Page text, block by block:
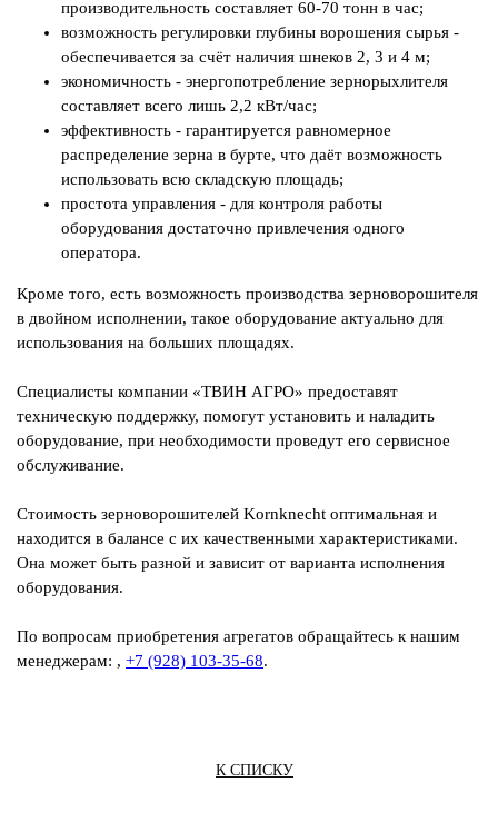
производительность составляет 60-70 тонн в час;
возможность регулировки глубины ворошения сырья -
обеспечивается за счёт наличия шнеков 2, 3 и 4 м;
экономичность - энергопотребление зернорыхлителя
составляет всего лишь 2,2 кВт/час;
эффективность - гарантируется равномерное
распределение зерна в бурте, что даёт возможность
использовать всю складскую площадь;
простота управления - для контроля работы
оборудования достаточно привлечения одного
оператора.
Кроме того, есть возможность производства зерноворошителя
в двойном исполнении, такое оборудование актуально для
использования на больших площадях.
Специалисты компании «ТВИН АГРО» предоставят
техническую поддержку, помогут установить и наладить
оборудование, при необходимости проведут его сервисное
обслуживание.
Стоимость зерноворошителей Kornkneсht оптимальная и
находится в балансе с их качественными характеристиками.
Она может быть разной и зависит от варианта исполнения
оборудования.
По вопросам приобретения агрегатов обращайтесь к нашим
менеджерам: , +7 (928) 103-35-68.
К СПИСКУ